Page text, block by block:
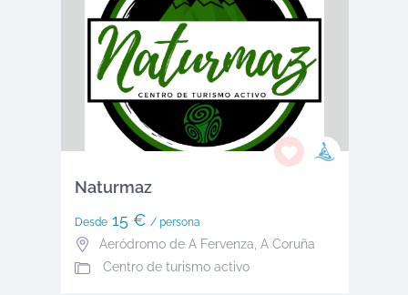
Naturmaz
Desde15 € / persona
Aeródromo de A Fervenza A Coruña
Centro de turismo activo